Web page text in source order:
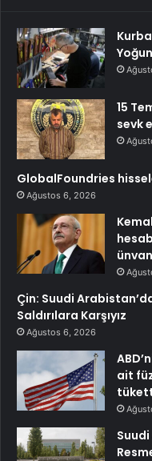
15
sevk
GlobalFoundries
Ağustos 6, 2026
Çin: Suudi
Saldırılara Karşıyız
Ağustos 6, 2026
ait